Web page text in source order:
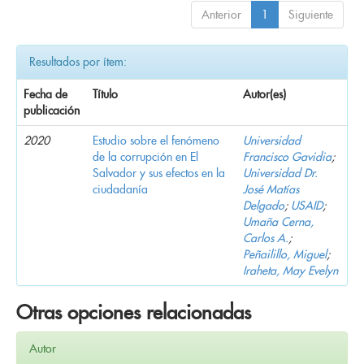
Anterior 1 Siguiente
Resultados por ítem:
Fecha de
publicación
Título Autor(es)
2020
Estudio sobre el fenómeno
de la corrupción en El
Salvador y sus efectos en la
ciudadanía
Universidad
Francisco Gavidia;
Universidad Dr.
José Matías
Delgado; USAID;
Umaña Cerna,
Carlos A.;
Peñailillo, Miguel;
Iraheta, May Evelyn
Otras opciones relacionadas
Autor